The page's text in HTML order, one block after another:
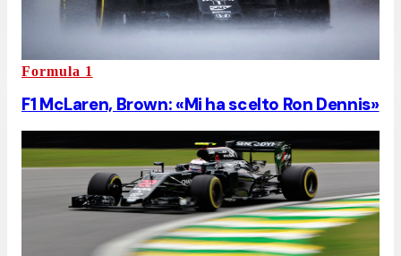
Formula 1
F1 McLaren, Brown: «Mi ha scelto Ron Dennis»